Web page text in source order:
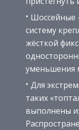
Шоссейные
систему
жёсткой
уменьшения
Для
таких
выполнены